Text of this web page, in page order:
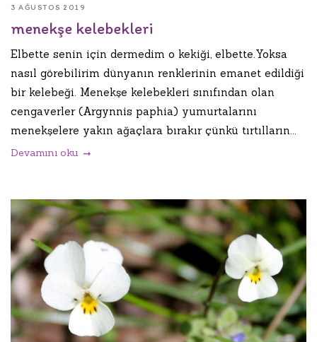
3 AĞUSTOS 2019
menekşe kelebekleri
Elbette senin için dermedim o kekiği, elbette.Yoksa
nasıl görebilirim dünyanın renklerinin emanet edildiği
bir kelebeği. Menekşe kelebekleri sınıfından olan
cengaverler (Argynnis paphia) yumurtalarını
menekşelere yakın ağaçlara bırakır çünkü tırtılların...
Devamını oku